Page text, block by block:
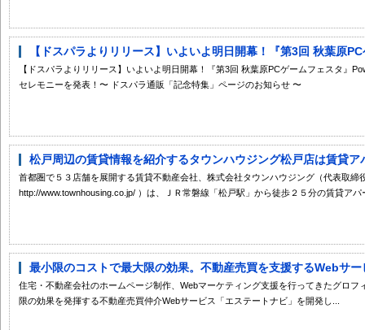
【ドスパラよりリリース】いよいよ明日開幕！『第3回 秋葉原
【ドスパラよりリリース】いよいよ明日開幕！『第3回 秋葉原PCゲームフェスタ』
セレモニーを発表！〜 ドスパラ通販「記念特集」ページのお知らせ 〜
松戸周辺の賃貸情報を紹介するタウンハウジング松戸店は賃貸ア
首都圏で５３店舗を展開する賃貸不動産会社、株式会社タウンハウジング（代表取締
http://www.townhousing.co.jp/ ）は、ＪＲ常磐線「松戸駅」から徒歩２５分の賃貸ア
最小限のコストで最大限の効果。不動産売買を支援するWebサ
住宅・不動産会社のホームページ制作、Webマーケティング支援を行ってきたグロ
限の効果を発揮する不動産売買仲介Webサービス「エステートナビ」を開発し...